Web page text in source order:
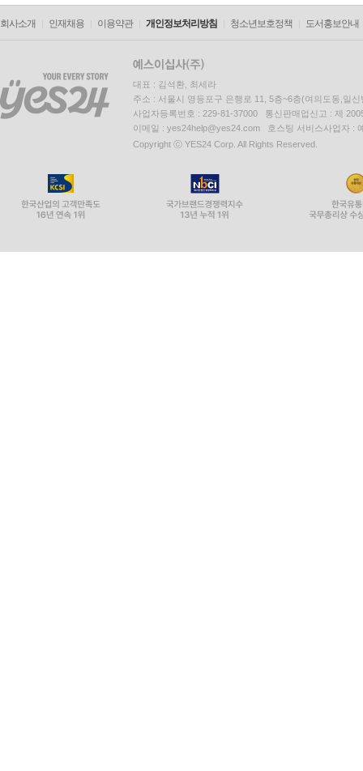
회사소개 인재채용 이용약관 개인정보처리방침 청소년보호정책 도서홍보안내
대표 : 김석환, 최세라
주소 : 서울시 영등포구 은행로 11, 5층~6층(여의도동,일신
사업자등록번호 : 229-81-37000 통신판매업신고 : 제
이메일 : yes24help@yes24.com 호스팅 서비스사업자 :
Copyright ⓒ YES24 Corp. All Rights Reserved.